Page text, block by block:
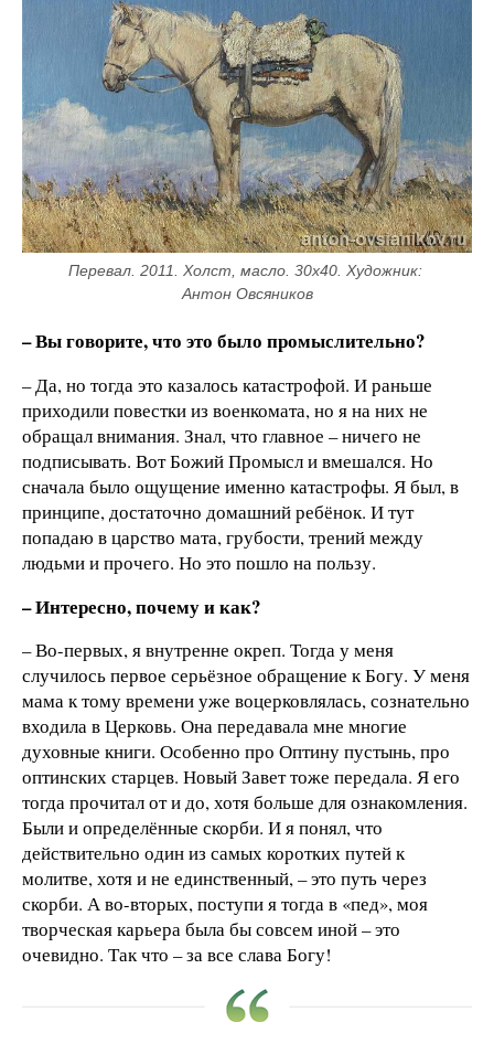
Перевал. 2011. Холст, масло. 30х40. Художник:
Антон Овсяников
– Вы говорите, что это было промыслительно?
– Да, но тогда это казалось катастрофой. И раньше
приходили повестки из военкомата, но я на них не
обращал внимания. Знал, что главное – ничего не
подписывать. Вот Божий Промысл и вмешался. Но
сначала было ощущение именно катастрофы. Я был, в
принципе, достаточно домашний ребёнок. И тут
попадаю в царство мата, грубости, трений между
людьми и прочего. Но это пошло на пользу.
– Интересно, почему и как?
– Во-первых, я внутренне окреп. Тогда у меня
случилось первое серьёзное обращение к Богу. У меня
мама к тому времени уже воцерковлялась, сознательно
входила в Церковь. Она передавала мне многие
духовные книги. Особенно про Оптину пустынь, про
оптинских старцев. Новый Завет тоже передала. Я его
тогда прочитал от и до, хотя больше для ознакомления.
Были и определённые скорби. И я понял, что
действительно один из самых коротких путей к
молитве, хотя и не единственный, – это путь через
скорби. А во-вторых, поступи я тогда в «пед», моя
творческая карьера была бы совсем иной – это
очевидно. Так что – за все слава Богу!